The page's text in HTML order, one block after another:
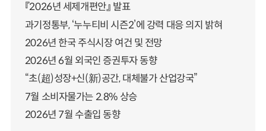
『2026년 세제개편안』 발표
과기정통부, ‘누누티비 시즌2’에 강력 대응 의지 밝혀
2026년 한국 주식시장 여건 및 전망
2026년 6월 외국인 증권투자 동향
“초(超)성장+신(新)공간, 대체불가 산업강국”
7월 소비자물가는 2.8% 상승
2026년 7월 수출입 동향